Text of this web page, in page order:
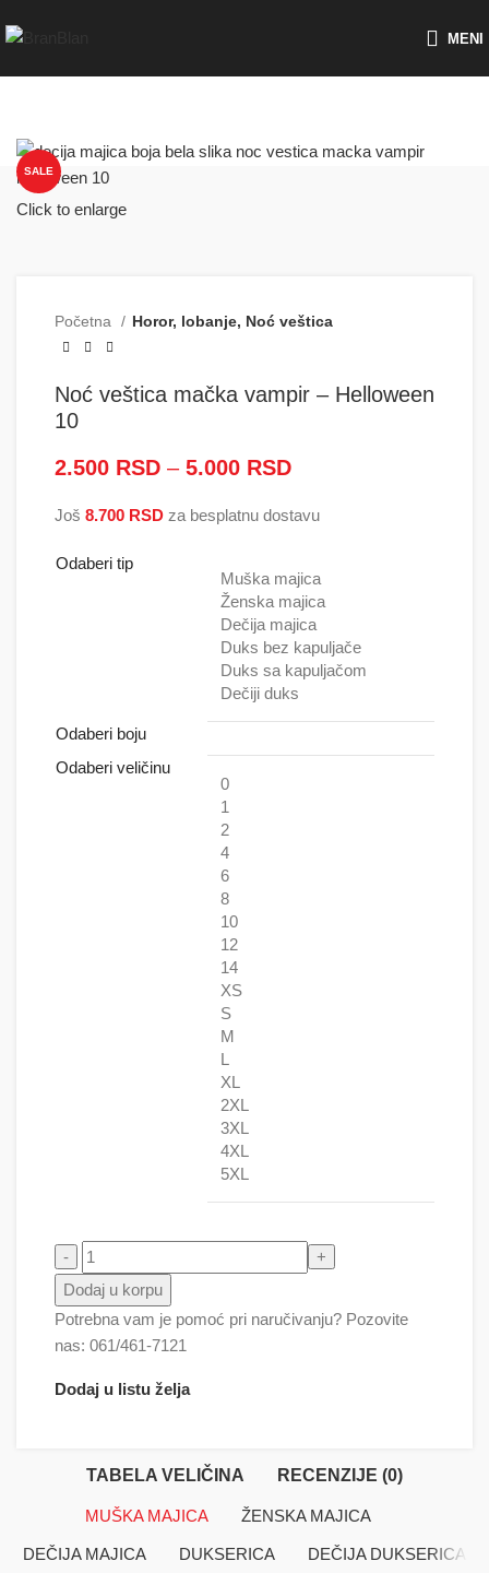
MENI
SALE
Click to enlarge
Početna Horor, lobanje, Noć veštica
Noć veštica mačka vampir – Helloween
10
2.500 RSD – 5.000 RSD
5.000 RSD
Još 8.700 RSD za besplatnu dostavu
Odaberi tip
Muška majica
Ženska majica
Dečija majica
Duks bez kapuljače
Duks sa kapuljačom
Dečiji duks
Odaberi boju
Odaberi veličinu
0
1
2
4
6
8
10
12
14
XS
S
M
L
XL
2XL
3XL
4XL
5XL
Noć veštica mačka vampir - Helloween 10 količina
Dodaj u korpu
Potrebna vam je pomoć pri naručivanju? Pozovite
nas: 061/461-7121
Dodaj u listu želja
TABELA VELIČINA RECENZIJE (0)
MUŠKA MAJICA ŽENSKA MAJICA
DEČIJA MAJICA DUKSERICA DEČIJA DUKSERICA
Besplatna dostava za porudžbine preko